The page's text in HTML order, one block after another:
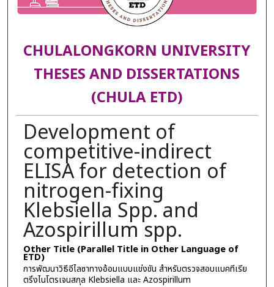
CHULALONGKORN UNIVERSITY
THESES AND DISSERTATIONS
(CHULA ETD)
Development of
competitive-indirect
ELISA for detection of
nitrogen-fixing
Klebsiella Spp. and
Azospirillum spp.
Other Title (Parallel Title in Other Language of
ETD)
การพัฒนาวิธีอีไลซาทางอ้อมแบบแข่งขัน สำหรับตรวจสอบแบคทีเรีย
ตรึงไนโตรเจนสกุล Klebsiella และ Azospirillum